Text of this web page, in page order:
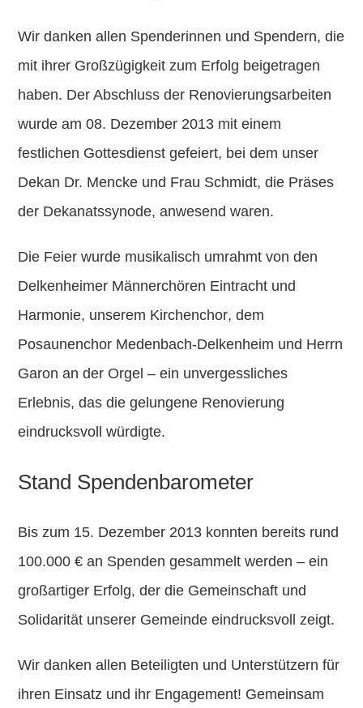
Wir danken allen Spenderinnen und Spendern, die
mit ihrer Großzügigkeit zum Erfolg beigetragen
haben. Der Abschluss der Renovierungsarbeiten
wurde am08. Dezember 2013 mit einem
festlichen Gottesdienst gefeiert, bei dem unser
Dekan Dr. Mencke und Frau Schmidt, die Präses
der Dekanatssynode, anwesend waren.
Die Feier wurde musikalisch umrahmt von den
Delkenheimer Männerchören Eintracht und
Harmonie, unserem Kirchenchor, dem
Posaunenchor Medenbach-Delkenheim und Herrn
Garon an der Orgel – ein unvergessliches
Erlebnis, das die gelungene Renovierung
eindrucksvoll würdigte.
Stand Spendenbarometer
Bis zum 15. Dezember 2013 konnten bereits rund
100.000 € an Spenden gesammelt werden – ein
großartiger Erfolg, der die Gemeinschaft und
Solidarität unserer Gemeinde eindrucksvoll zeigt.
Wir danken allen Beteiligten und Unterstützern für
ihren Einsatz und ihr Engagement! Gemeinsam